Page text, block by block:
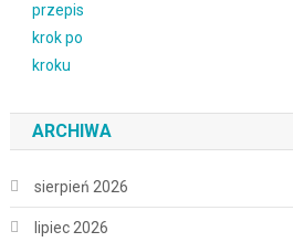
ARCHIWA
sierpień 2026
lipiec 2026